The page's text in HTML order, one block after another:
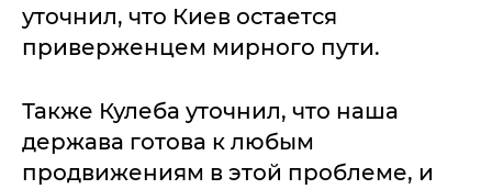
уточнил, что Киев остается
приверженцем мирного пути.
Также Кулеба уточнил, что наша
держава готова к любым
продвижениям в этой проблеме, и